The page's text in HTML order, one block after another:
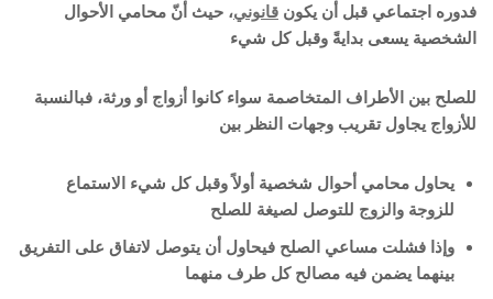
فدوره اجتماعي قبل أن يكون قانوني، حيث أنّ محامي الأحوال
الشخصية يسعى بدايةً وقبل كل شيء
للصلح بين الأطراف المتخاصمة سواء كانوا أزواج أو ورثة، فبالنسبة
للأزواج يجاول تقريب وجهات النظر بين
يحاول محامي أحوال شخصية أولاً وقبل كل شيء الاستماع
للزوجة والزوج للتوصل لصيغة للصلح
وإذا فشلت مساعي الصلح فيحاول أن يتوصل لاتفاق على التفريق
بينهما يضمن فيه مصالح كل طرف منهما